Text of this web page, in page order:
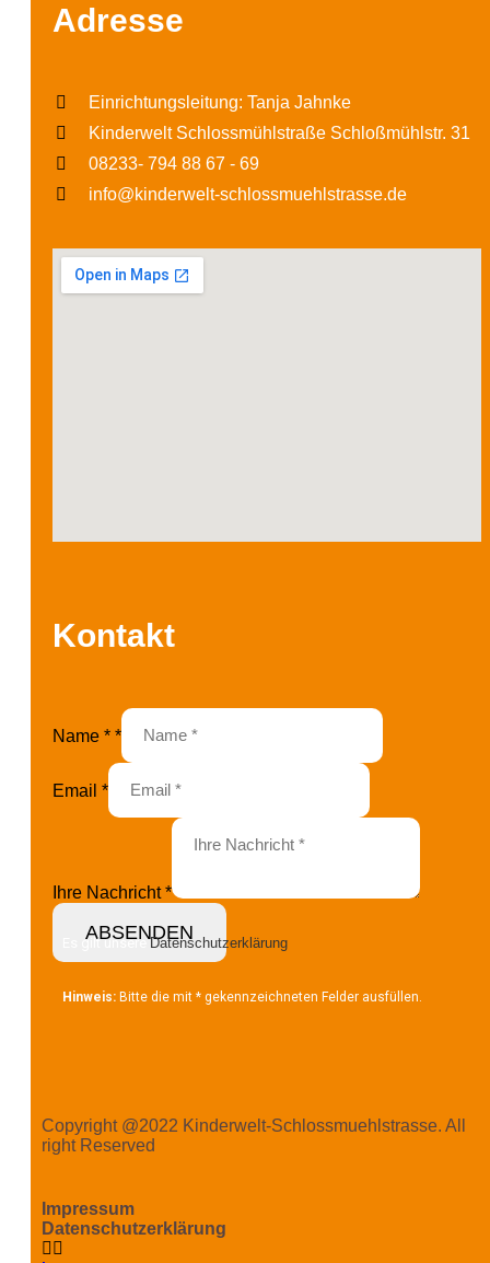
Adresse
Einrichtungsleitung: Tanja Jahnke
Kinderwelt Schlossmühlstraße Schloßmühlstr. 31
08233- 794 88 67 - 69
info@kinderwelt-schlossmuehlstrasse.de
Kontakt
Name * *
Email *
Ihre Nachricht*
ABSENDEN
Es gilt unsere Datenschutzerklärung
Hinweis: Bitte die mit * gekennzeichneten Felder ausfüllen.
Copyright @2022 Kinderwelt-Schlossmuehlstrasse. All
right Reserved
Impressum
Datenschutzerklärung